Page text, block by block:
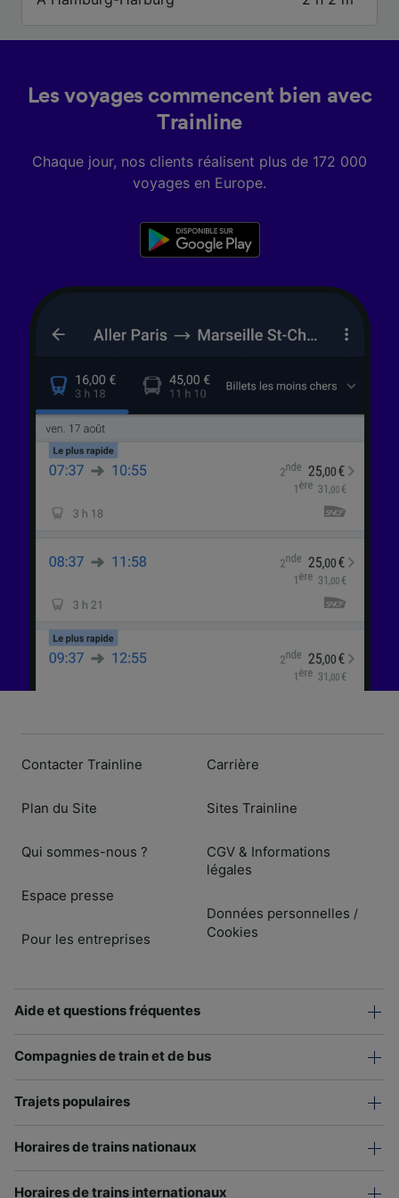
Les voyages commencent bien avec
Trainline
Chaque jour, nos clients réalisent plus de 172 000
voyages en Europe.
Contacter Trainline
Plan du Site
Qui sommes-nous ?
Espace presse
Pour les entreprises
Carrière
Sites Trainline
CGV & Informations
légales
Données personnelles /
Cookies
Aide et questions fréquentes
Compagnies de train et de bus
Trajets populaires
Horaires de trains nationaux
Horaires de trains internationaux
performance des publicités et du contenu,
études d’audience et développement de
Liste de nos partenaires (fournisseurs)